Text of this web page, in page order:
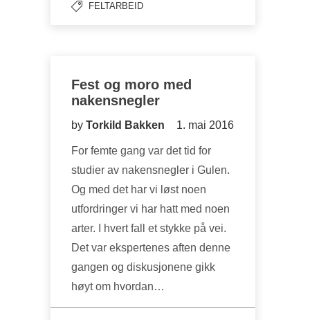
FELTARBEID
Fest og moro med
nakensnegler
by Torkild Bakken 1. mai 2016
For femte gang var det tid for
studier av nakensnegler i Gulen.
Og med det har vi løst noen
utfordringer vi har hatt med noen
arter. I hvert fall et stykke på vei.
Det var ekspertenes aften denne
gangen og diskusjonene gikk
høyt om hvordan…